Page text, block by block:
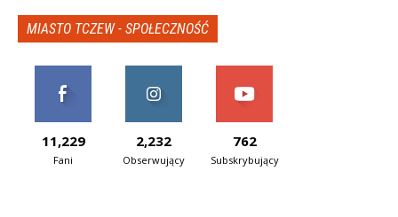
MIASTO TCZEW - SPOŁECZNOŚĆ
11,229
Fani
2,232
Obserwujący
762
Subskrybujący